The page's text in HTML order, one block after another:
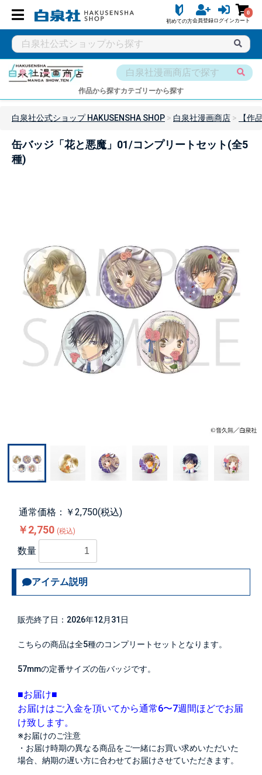
初めての方会員登録ログイン
0
カート
作品から探すカテゴリーから探す
白泉社公式ショップ HAKUSENSHA SHOP 白泉社漫画商店 【作
缶バッジ「花と悪魔」01/コンプリートセット(全5
種)
通常価格：￥2,750(税込)
￥2,750 (税込)
数量
アイテム説明
販売終了日：2026年12月31日
こちらの商品は全5種のコンプリートセットとなります。
57mmの定番サイズの缶バッジです。
■お届け■
お届けはご入金を頂いてから通常6〜7週間ほどでお届
け致します。
※お届けのご注意
・お届け時期の異なる商品をご一緒にお買い求めいただいた
場合、納期の遅い方に合わせてお届けさせていただきます。